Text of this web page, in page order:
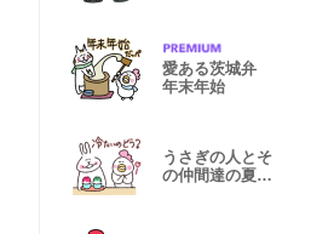
愛ある茨城弁
年末年始
うさぎの人とそ
の仲間達の夏の